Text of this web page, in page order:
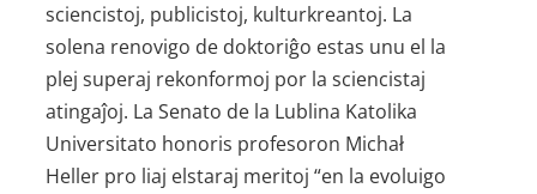
sciencistoj, publicistoj, kulturkreantoj. La
solena renovigo de doktoriĝo estas unu el la
plej superaj rekonformoj por la sciencistaj
atingaĵoj. La Senato de la Lublina Katolika
Universitato honoris profesoron Michał
Heller pro liaj elstaraj meritoj “en la evoluigo